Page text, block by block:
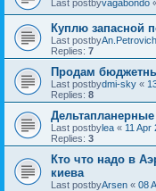
Last postbyvagabondo
Куплю запасной
Last postbyAn.Petrovich
Replies: 7
Продам
Last postbydmi-sky «
Replies: 8
Last postbylea « 11 Apr
Replies: 3
Кто что надо в
киева
Last postbyArsen « 08